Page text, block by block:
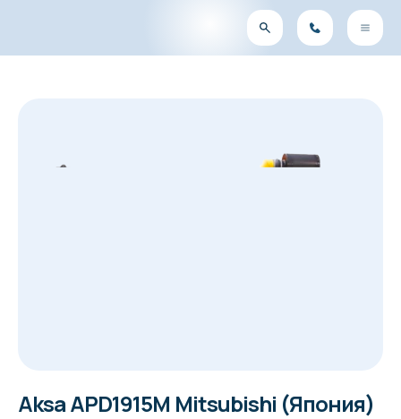
Aksa APD1915M Mitsubishi (Япония)